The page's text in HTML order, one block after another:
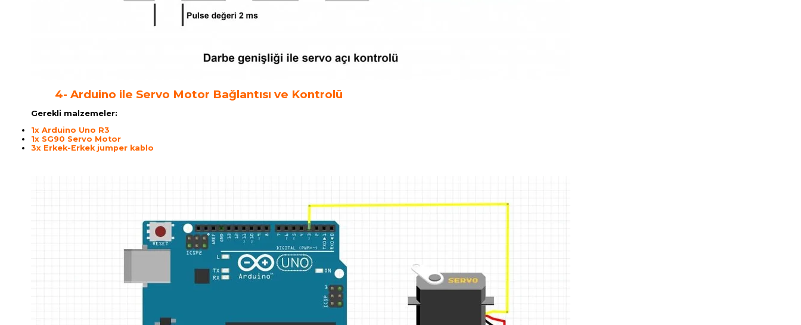
4- Arduino ile Servo Motor Bağlantısı ve Kontrolü
Gerekli malzemeler:
1x Arduino Uno R3
1x SG90 Servo Motor
3x Erkek-Erkek jumper kablo